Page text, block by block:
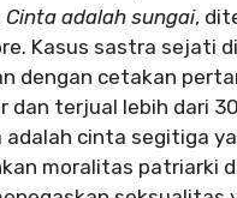
Cinta adalah sungai,
Kasus sastra sejati
dengan cetakan
dan terjual lebih dari
adalah cinta segitiga
moralitas patriarki